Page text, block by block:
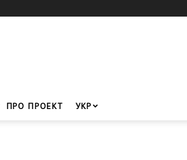
ПРО ПРОЕКТ УКР